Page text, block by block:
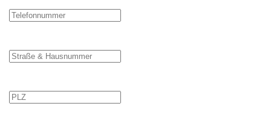
Telefonnummer
Straße & Hausnummer
PLZ